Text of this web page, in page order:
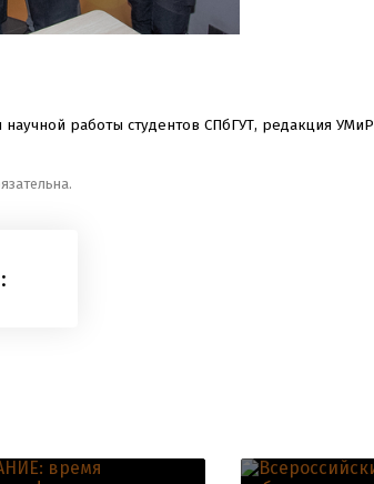
работы студентов СПбГУТ, редакция УМиР